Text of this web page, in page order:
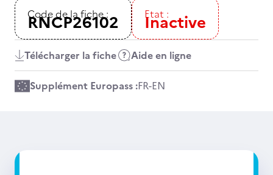
Code de la fiche :
RNCP26102 Etat :
Inactive
Télécharger la fiche Aide en ligne
Supplément Europass :FR-EN